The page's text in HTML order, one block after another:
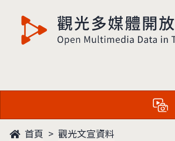
觀光多媒體開放資料
首頁 觀光文宣資料